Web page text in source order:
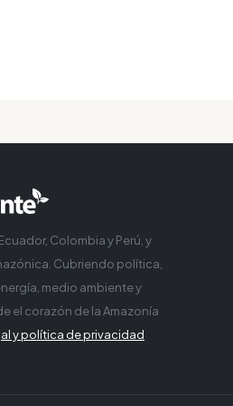
Colombia y Perú, y
Cubriendo política,
medio ambiente y
el corazón de la Amazonía
y política de privacidad